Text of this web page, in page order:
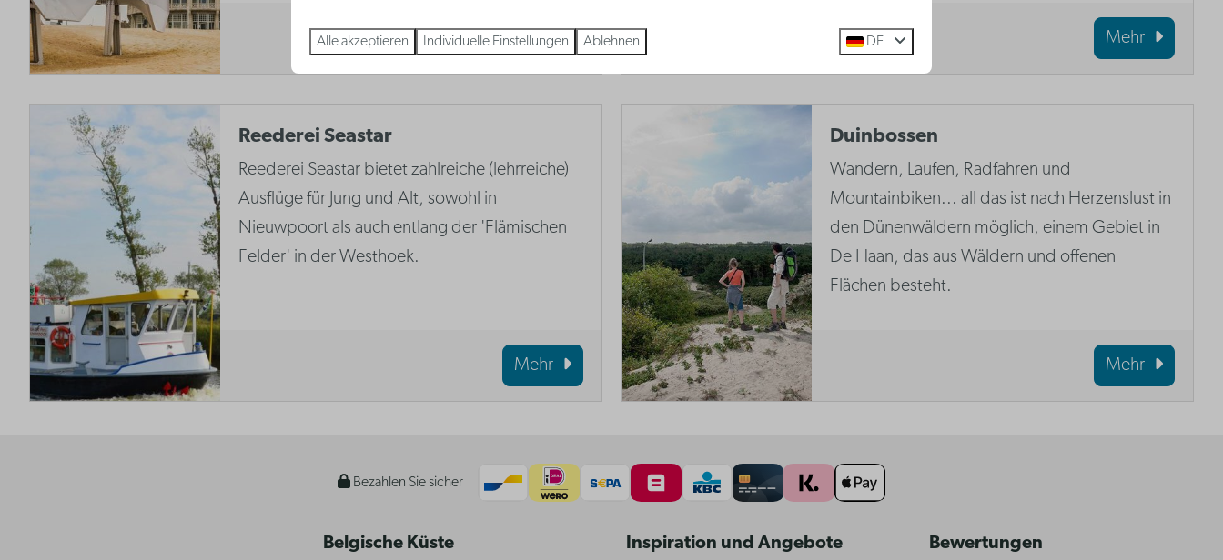
Mehr Mehr
Reederei Seastar
Reederei Seastar bietet zahlreiche (lehrreiche)
Ausflüge für Jung und Alt, sowohl in
Nieuwpoort als auch entlang der 'Flämischen
Felder' in der Westhoek.
Mehr
Duinbossen
Wandern, Laufen, Radfahren und
Mountainbiken... all das ist nach Herzenslust in
den Dünenwäldern möglich, einem Gebiet in
De Haan, das aus Wäldern und offenen
Flächen besteht.
Mehr
Bezahlen Sie sicher
Belgische Küste Inspiration und Angebote Bewertungen
Alle akzeptieren Individuelle Einstellungen Ablehnen DE